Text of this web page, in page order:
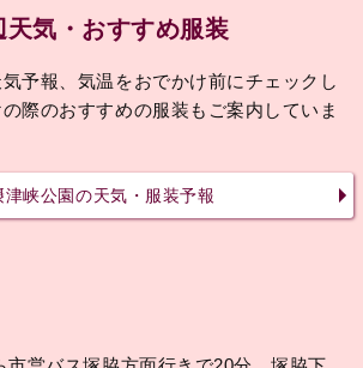
気・おすすめ服装
予報、気温をおでかけ前にチェックし
際のおすすめの服装もご案内していま
津峡公園の天気・服装予報